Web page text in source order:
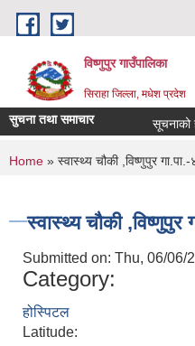
Skip to main content
विष्णुपुर गाउँपालिका
सिराहा जिल्ला, मधेश प्रदेश
सुचना तथा समाचार सूचनाको
You are here
Home » स्वास्थ्य चौकी ,विष्णुपुर
स्वास्थ्य चौकी ,विष्णुपुर
Submitted on: Thu, 06/06/
Category:
होस्पिटल
Latitude: